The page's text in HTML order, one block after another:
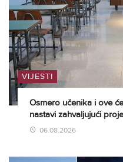
VIJESTI
Osmero učenika i ove
nastavi zahvaljujući
06.08.2026